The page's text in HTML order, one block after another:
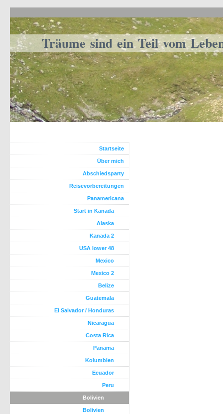
Träume sind ein Teil vom
Startseite
Über mich
Abschiedsparty
Reisevorbereitungen
Panamericana
Start in Kanada
Alaska
Kanada 2
USA lower 48
Mexico
Mexico 2
Belize
Guatemala
El Salvador / Honduras
Nicaragua
Costa Rica
Panama
Kolumbien
Ecuador
Peru
Bolivien
Bolivien